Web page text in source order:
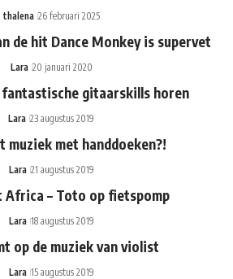
thalena 26 februari 2025
de hit Dance Monkey is supervet
Lara 20 januari 2020
fantastische gitaarskills horen
Lara 23 augustus 2019
muziek met handdoeken?!
Lara 21 augustus 2019
Africa – Toto op fietspomp
Lara 18 augustus 2019
op de muziek van violist
Lara 15 augustus 2019